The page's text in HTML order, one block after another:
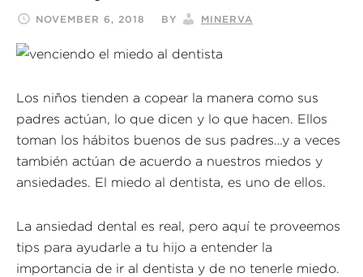
NOVEMBER 6, 2018 BY MINERVA
Los niños tienden a copear la manera como sus
padres actúan, lo que dicen y lo que hacen. Ellos
toman los hábitos buenos de sus padres…y a veces
también actúan de acuerdo a nuestros miedos y
ansiedades. El miedo al dentista, es uno de ellos.
La ansiedad dental es real, pero aquí te proveemos
tips para ayudarle a tu hijo a entender la
importancia de ir al dentista y de no tenerle miedo.